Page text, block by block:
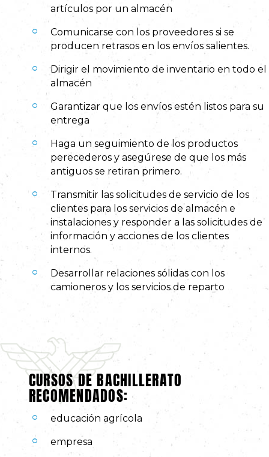
artículos por un almacén
Comunicarse con los proveedores si se
producen retrasos en los envíos salientes.
Dirigir el movimiento de inventario en todo el
almacén
Garantizar que los envíos estén listos para su
entrega
Haga un seguimiento de los productos
perecederos y asegúrese de que los más
antiguos se retiran primero.
Transmitir las solicitudes de servicio de los
clientes para los servicios de almacén e
instalaciones y responder a las solicitudes de
información y acciones de los clientes
internos.
Desarrollar relaciones sólidas con los
camioneros y los servicios de reparto
CURSOS DE BACHILLERATO
RECOMENDADOS:
educación agrícola
empresa